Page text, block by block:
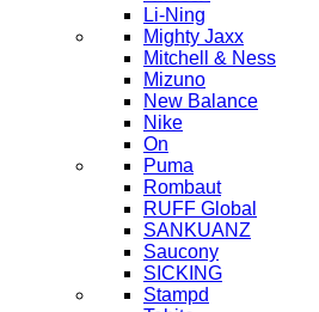
Li-Ning
Mighty Jaxx
Mitchell & Ness
Mizuno
New Balance
Nike
On
Puma
Rombaut
RUFF Global
SANKUANZ
Saucony
SICKING
Stampd